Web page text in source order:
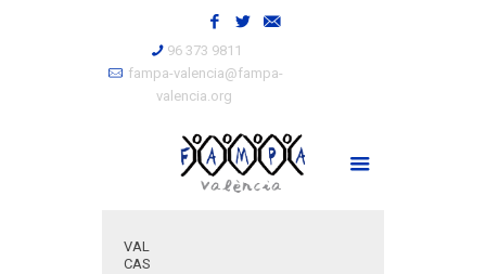
96 373 9811
fampa-valencia@fampa-
valencia.org
VAL
CAS